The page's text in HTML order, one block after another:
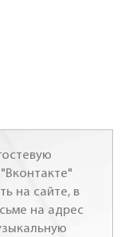
на сайте, в
на адрес